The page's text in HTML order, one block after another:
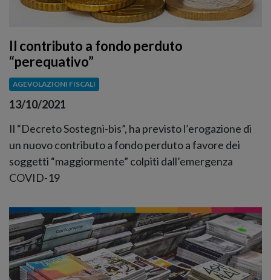
Il contributo a fondo perduto
“perequativo”
AGEVOLAZIONI FISCALI
13/10/2021
Il “Decreto Sostegni-bis”, ha previsto l’erogazione di
un nuovo contributo a fondo perduto a favore dei
soggetti “maggiormente” colpiti dall’emergenza
COVID-19